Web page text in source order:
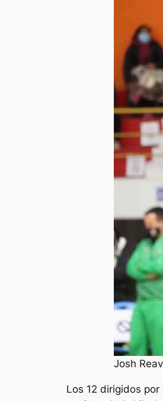
Josh
Los 12 dirigidos